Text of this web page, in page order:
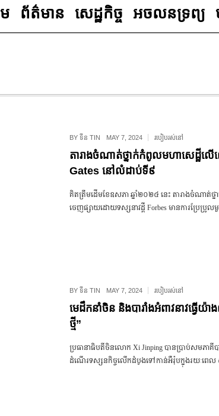
ព័ត៌មាន សេដ្ឋកិច្ច អចលនទ្រព្យ
BYទីន TIN MAY 7, 2024 របៀបរស់នៅ
តារាងចំណាត់ថ្នាក់កំពូលមហាសេដ្ឋី
Gates នៅលំដាប់ទី៩
គិតត្រឹមដើមខែឧសភា ឆ្នាំ២០២៤ នេះ តារាងចំណា
ចេញផ្សាយដោយទស្សនាវដ្ដី Forbes មានការប្រែប្រូ
BY ទីន TIN MAY 7, 2024 របៀបរស់នៅ
មេដឹកនាំចិន និងបារាំងអំពាវនាវធ្វើយ៉ា
ថ្មី”
ប្រធានាធិបតីចិនលោក Xi Jinping បានប្រាប់សមភាគីប
ដំណើរទស្សនកិច្ចលើកដំបូងទៅកាន់អឺរ៉ុបក្នុងរយៈពេល